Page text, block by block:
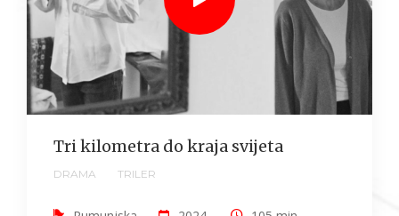
Tri kilometra do kraja svijeta
DRAMA TRILER